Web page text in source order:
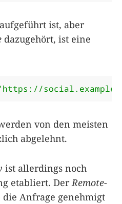
ist, aber
dazugehört, ist eine
social.example/
von den meisten
abgelehnt.
ist allerdings noch
etabliert. Der Remote-
die Anfrage genehmigt